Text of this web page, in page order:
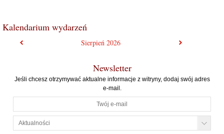
Kalendarium wydarzeń
Sierpień2026
Newsletter
Jeśli chcesz otrzymywać aktualne informacje z witryny, dodaj swój adres
e-mail.